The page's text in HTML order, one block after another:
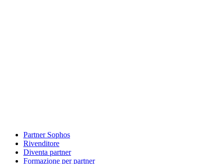
Partner Sophos
Rivenditore
Diventa partner
Formazione per partner